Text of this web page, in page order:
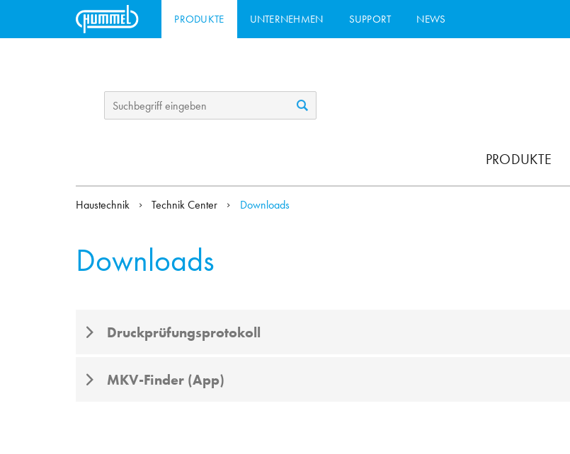
PRODUKTE UNTERNEHMEN SUPPORT NEWS
PRODUKTE
Haustechnik Technik Center Downloads
Downloads
Druckprüfungsprotokoll
MKV-Finder (App)